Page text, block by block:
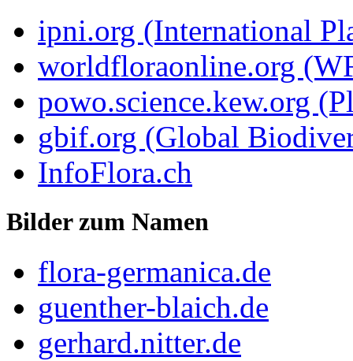
ipni.org (International
worldfloraonline.org
powo.science.kew.org
gbif.org (Global
InfoFlora.ch
Bilder zum Namen
flora-germanica.de
guenther-blaich.de
gerhard.nitter.de